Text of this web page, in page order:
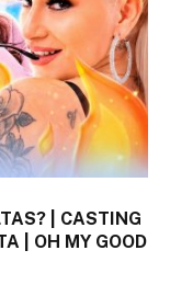
| CASTING
| OH MY GOOD